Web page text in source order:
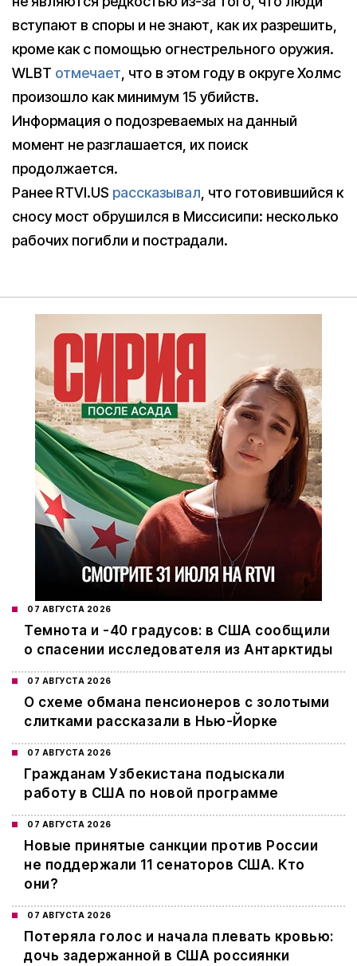
вступают в споры и не знают, как их разрешить,
кроме как с помощью огнестрельного оружия.
WLBT отмечает, что в этом году в округе Холмс
произошло как минимум 15 убийств.
Информация о подозреваемых на данный
момент не разглашается, их поиск
продолжается.
Ранее RTVI.US рассказывал, что готовившийся к
сносу мост обрушился в Миссисипи: несколько
рабочих погибли и пострадали.
07 АВГУСТА 2026
Темнота и -40 градусов: в США сообщили
о спасении исследователя из Антарктиды
07 АВГУСТА 2026
О схеме обмана пенсионеров с золотыми
слитками рассказали в Нью-Йорке
07 АВГУСТА 2026
Гражданам Узбекистана подыскали
работу в США по новой программе
07 АВГУСТА 2026
Новые принятые санкции против России
не поддержали 11 сенаторов США. Кто
они?
07 АВГУСТА 2026
Потеряла голос и начала плевать кровью:
дочь задержанной в США россиянки